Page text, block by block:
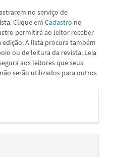
no serviço de
Clique em Cadastro no
permitirá ao leitor receber
A lista procura também
ou de leitura da revista. Leia
aos leitores que seus
serão utilizados para outros